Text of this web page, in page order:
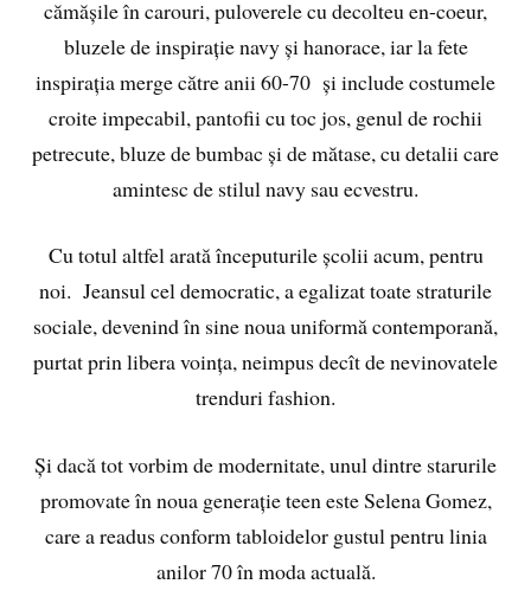
cămășile în carouri, puloverele cu decolteu en-coeur,
bluzele de inspirație navy și hanorace, iar la fete
inspirația merge către anii 60-70 și include costumele
croite impecabil, pantofii cu toc jos, genul de rochii
petrecute, bluze de bumbac și de mătase, cu detalii care
amintesc de stilul navy sau ecvestru.
Cu totul altfel arată începuturile școlii acum, pentru
noi. Jeansul cel democratic, a egalizat toate straturile
sociale, devenind în sine noua uniformă contemporană,
purtat prin libera voința, neimpus decît de nevinovatele
trenduri fashion.
Și dacă tot vorbim de modernitate, unul dintre starurile
promovate în noua generație teen este Selena Gomez,
care a readus conform tabloidelor gustul pentru linia
anilor 70 în moda actuală.